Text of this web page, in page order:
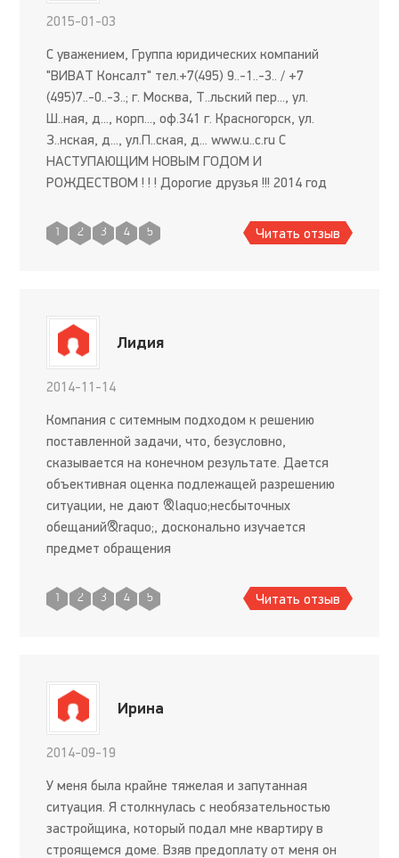
2015-01-03
С уважением, Группа юридических компаний
"ВИВАТ Консалт" тел.+7(495) 9..-1..-3.. / +7
(495)7..-0..-3..; г. Москва, Т..льский пер..., ул.
Ш..ная, д..., корп..., оф.341 г. Красногорск, ул.
З..нская, д..., ул.П..ская, д... www.u..c.ru С
НАСТУПАЮЩИМ НОВЫМ ГОДОМ И
РОЖДЕСТВОМ ! ! ! Дорогие друзья !!! 2014 год
характера, воли и ж
1 2 3 4 5 Читать отзыв
Лидия
2014-11-14
Компания с ситемным подходом к решению
поставленной задачи, что, безусловно,
сказывается на конечном результате. Дается
объективная оценка подлежащей разрешению
ситуации, не дают &laquo;несбыточных
обещаний&raquo;, досконально изучается
предмет обращения
1 2 3 4 5 Читать отзыв
Ирина
2014-09-19
У меня была крайне тяжелая и запутанная
ситуация. Я столкнулась с необязательностью
застройщика, который подал мне квартиру в
строящемся доме. Взяв предоплату от меня он